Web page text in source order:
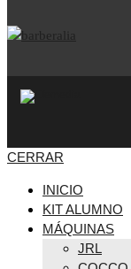
CERRAR
INICIO
KIT ALUMNO
MÁQUINAS
JRL